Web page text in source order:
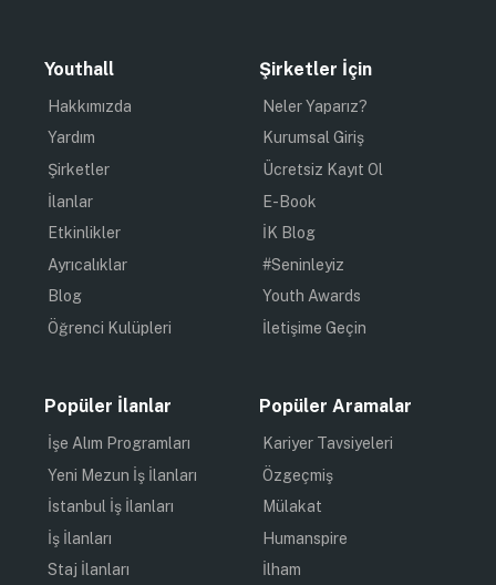
Youthall
Hakkımızda
Yardım
Şirketler
İlanlar
Etkinlikler
Ayrıcalıklar
Blog
Öğrenci Kulüpleri
Şirketler İçin
Neler Yaparız?
Kurumsal Giriş
Ücretsiz Kayıt Ol
E-Book
İK Blog
#Seninleyiz
Youth Awards
İletişime Geçin
Popüler İlanlar
İşe Alım Programları
Yeni Mezun İş İlanları
İstanbul İş İlanları
İş İlanları
Staj İlanları
Popüler Aramalar
Kariyer Tavsiyeleri
Özgeçmiş
Mülakat
Humanspire
İlham